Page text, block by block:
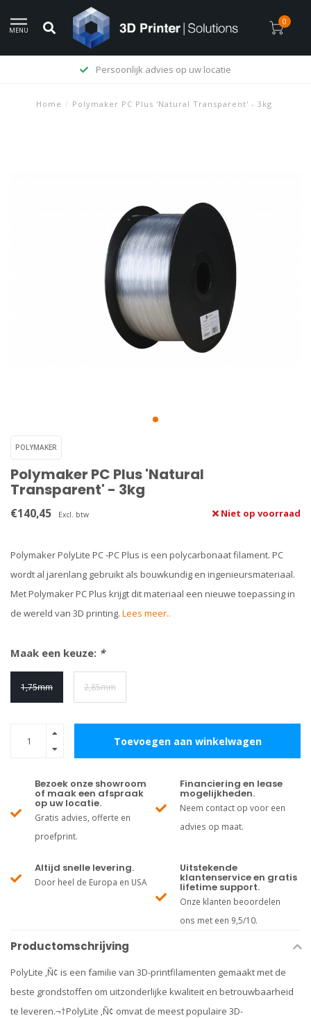
MENU
0
Levering op rekening mogelijk
Home / Polymaker PC Plus 'Natural Transparent' - 3kg
POLYMAKER
Polymaker PC Plus 'Natural
Transparent' - 3kg
€140,45 Excl. btw Niet op voorraad
Polymaker PolyLite PC -PC Plus is een polycarbonaat filament. PC
wordt al jarenlang gebruikt als bouwkundig en ingenieursmateriaal.
Met Polymaker PC Plus krijgt dit materiaal een nieuwe toepassing in
de wereld van 3D printing. Lees meer..
Maak een keuze: *
1,75mm 2,85mm
Toevoegen aan winkelwagen
Bezoek onze showroom
of maak een afspraak
op uw locatie.
Gratis advies, offerte en
proefprint.
Financiering en lease
mogelijkheden.
Neem contact op voor een
advies op maat.
Altijd snelle levering.
Door heel de Europa en USA
Uitstekende
klantenservice en gratis
lifetime support.
Onze klanten beoordelen
ons met een 9,5/10.
Productomschrijving
PolyLite ‚Ñ¢ is een familie van 3D-printfilamenten gemaakt met de
beste grondstoffen om uitzonderlijke kwaliteit en betrouwbaarheid
te leveren.¬†PolyLite ‚Ñ¢ omvat de meest populaire 3D-